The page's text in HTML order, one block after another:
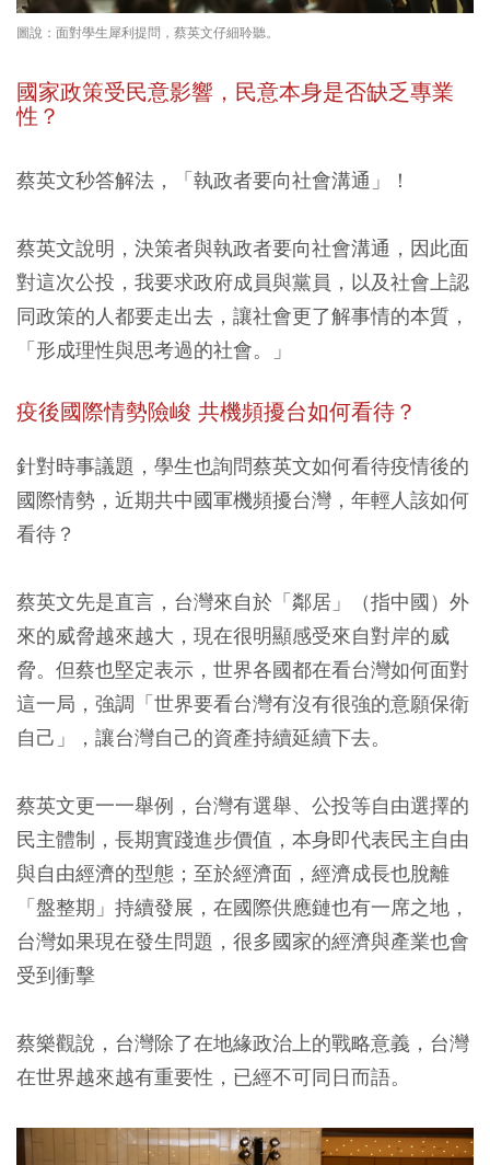
圖說：面對學生犀利提問，蔡英文仔細聆聽。
國家政策受民意影響，民意本身是否缺乏專業
性？
蔡英文秒答解法，「執政者要向社會溝通」！
蔡英文說明，決策者與執政者要向社會溝通，因此面
對這次公投，我要求政府成員與黨員，以及社會上認
同政策的人都要走出去，讓社會更了解事情的本質，
「形成理性與思考過的社會。」
疫後國際情勢險峻 共機頻擾台如何看待？
針對時事議題，學生也詢問蔡英文如何看待疫情後的
國際情勢，近期共中國軍機頻擾台灣，年輕人該如何
看待？
蔡英文先是直言，台灣來自於「鄰居」（指中國）外
來的威脅越來越大，現在很明顯感受來自對岸的威
脅。但蔡也堅定表示，世界各國都在看台灣如何面對
這一局，強調「世界要看台灣有沒有很強的意願保衛
自己」，讓台灣自己的資產持續延續下去。
蔡英文更一一舉例，台灣有選舉、公投等自由選擇的
民主體制，長期實踐進步價值，本身即代表民主自由
與自由經濟的型態；至於經濟面，經濟成長也脫離
「盤整期」持續發展，在國際供應鏈也有一席之地，
台灣如果現在發生問題，很多國家的經濟與產業也會
受到衝擊
蔡樂觀說，台灣除了在地緣政治上的戰略意義，台灣
在世界越來越有重要性，已經不可同日而語。